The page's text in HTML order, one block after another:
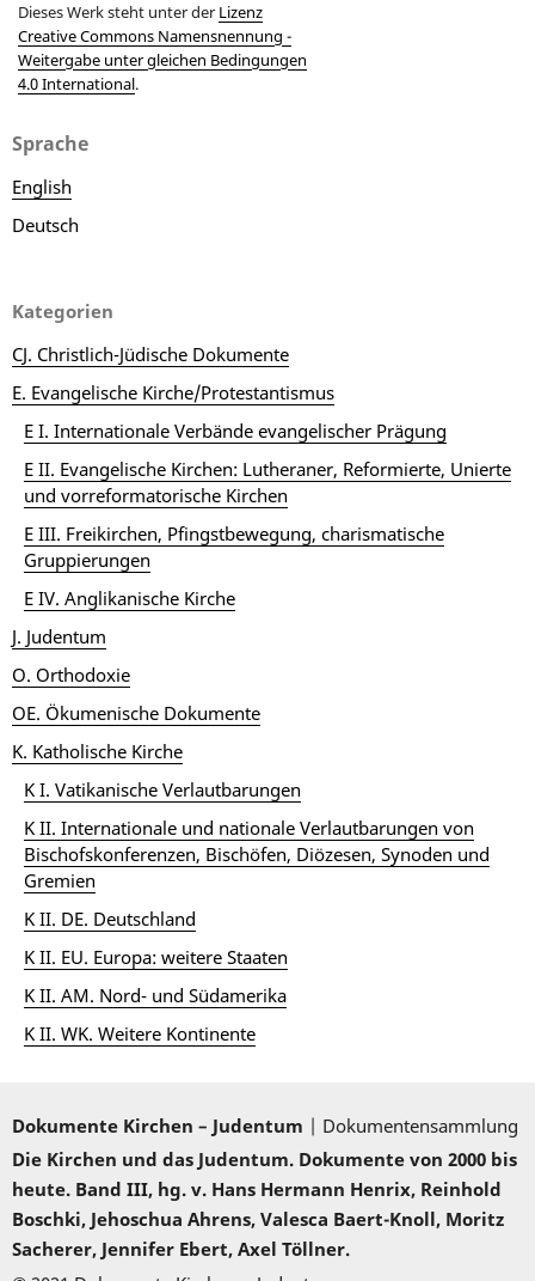
Dieses Werk steht unter der Lizenz
Creative Commons Namensnennung -
Weitergabe unter gleichen Bedingungen
4.0 International.
Sprache
English
Deutsch
Kategorien
CJ. Christlich-Jüdische Dokumente
E. Evangelische Kirche/Protestantismus
E I. Internationale Verbände evangelischer Prägung
E II. Evangelische Kirchen: Lutheraner, Reformierte, Unierte
und vorreformatorische Kirchen
E III. Freikirchen, Pfingstbewegung, charismatische
Gruppierungen
E IV. Anglikanische Kirche
J. Judentum
O. Orthodoxie
OE. Ökumenische Dokumente
K. Katholische Kirche
K I. Vatikanische Verlautbarungen
K II. Internationale und nationale Verlautbarungen von
Bischofskonferenzen, Bischöfen, Diözesen, Synoden und
Gremien
K II. DE. Deutschland
K II. EU. Europa: weitere Staaten
K II. AM. Nord- und Südamerika
K II. WK. Weitere Kontinente
Dokumente Kirchen – Judentum | Dokumentensammlung
Die Kirchen und das Judentum. Dokumente von 2000 bis
heute. Band III, hg. v. Hans Hermann Henrix, Reinhold
Boschki, Jehoschua Ahrens, Valesca Baert-Knoll, Moritz
Sacherer, Jennifer Ebert, Axel Töllner.